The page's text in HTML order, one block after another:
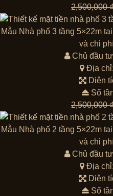
2,500,000₫
Mẫu Nhà phố 3 tầng 5×22m
và chi
Chủ đầu
Địa chỉ:
Diện
Số
2,500,000₫
Mẫu Nhà phố 2 tầng 5×22m
và chi
Chủ đầu
Địa chỉ:
Diện
Số